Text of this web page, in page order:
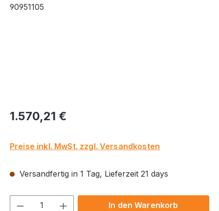
Regulärer Preis:
1.570,21 €
Preise inkl. MwSt. zzgl. Versandkosten
Versandfertig in 1 Tag, Lieferzeit 21 days
Produkt Anzahl: Gib denIn den Warenkorb